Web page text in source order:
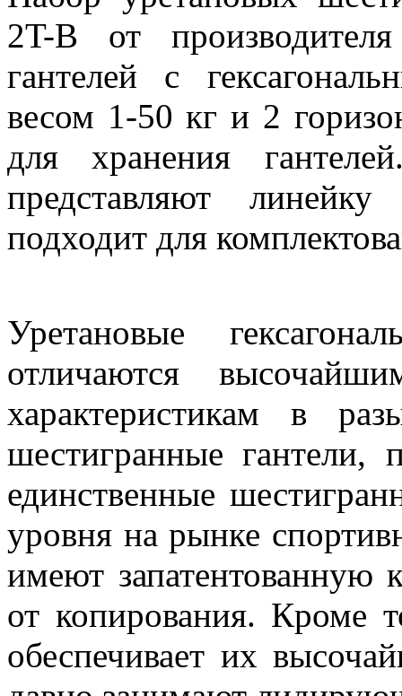
2T-B от
гантелей с
весом 1-50 кг и 2
для хранения
представляют
подходит для
Уретановые
отличаются
характеристикам в
шестигранные гантели,
единственные
уровня на рынке
имеют
от копирования. Кроме
обеспечивает их